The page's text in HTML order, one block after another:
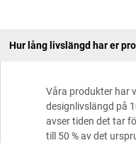
Hur lång livslängd har er
Våra produkter har
designlivslängd på
avser tiden det tar
till 50 % av det